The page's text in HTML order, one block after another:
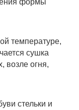
формы
температуре,
сушка
возле огня,
стельки и